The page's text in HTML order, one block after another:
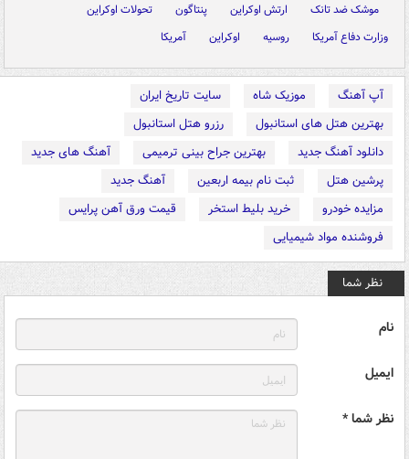
موشک ضد تانک ارتش اوکراین پنتاگون
تحولات اوکراین
وزارت دفاع آمریکا
روسیه اوکراین آمریکا
آپ آهنگ موزیک شاه
سایت تاریخ ایران
بهترین هتل های استانبول
رزرو هتل استانبول
دانلود آهنگ جدید
بهترین جراح بینی ترمیمی
آهنگ های جدید
پرشین هتل
ثبت نام بیمه اربعین
آهنگ جدید
مزایده خودرو
خرید بلیط استخر
قیمت ورق آهن پرایس
فروشنده مواد شیمیایی
نظر شما
نام
ایمیل
نظر شما *